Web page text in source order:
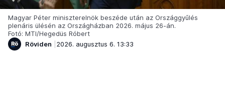
Magyar Péter miniszterelnök beszéde után az Országgyűlés
plenáris ülésén az Országházban 2026. május 26-án.
Fotó: MTI/Hegedüs Róbert
Röviden
2026. augusztus 6. 13:33